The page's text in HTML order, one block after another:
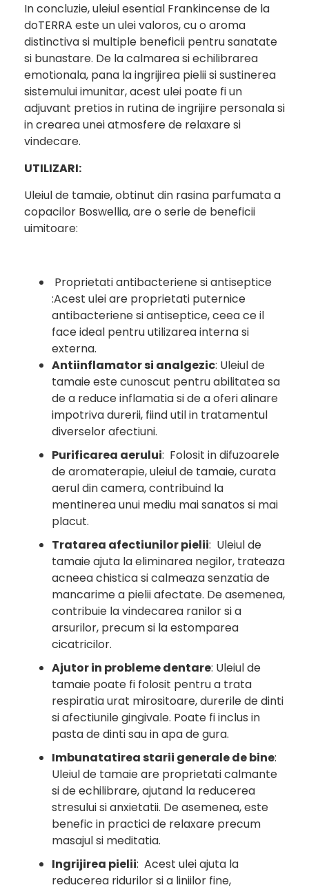
In concluzie, uleiul esential Frankincense de la
doTERRA este un ulei valoros, cu o aroma
distinctiva si multiple beneficii pentru sanatate
si bunastare. De la calmarea si echilibrarea
emotionala, pana la ingrijirea pielii si sustinerea
sistemului imunitar, acest ulei poate fi un
adjuvant pretios in rutina de ingrijire personala si
in crearea unei atmosfere de relaxare si
vindecare.
UTILIZARI:
Uleiul de tamaie, obtinut din rasina parfumata a
copacilor Boswellia, are o serie de beneficii
uimitoare:
Proprietati antibacteriene si antiseptice
:Acest ulei are proprietati puternice
antibacteriene si antiseptice, ceea ce il
face ideal pentru utilizarea interna si
externa.
Antiinflamator si analgezic: Uleiul de
tamaie este cunoscut pentru abilitatea sa
de a reduce inflamatia si de a oferi alinare
impotriva durerii, fiind util in tratamentul
diverselor afectiuni.
Purificarea aerului: Folosit in difuzoarele
de aromaterapie, uleiul de tamaie, curata
aerul din camera, contribuind la
mentinerea unui mediu mai sanatos si mai
placut.
Tratarea afectiunilor pielii: Uleiul de
tamaie ajuta la eliminarea negilor, trateaza
acneea chistica si calmeaza senzatia de
mancarime a pielii afectate. De asemenea,
contribuie la vindecarea ranilor si a
arsurilor, precum si la estomparea
cicatricilor.
Ajutor in probleme dentare: Uleiul de
tamaie poate fi folosit pentru a trata
respiratia urat mirositoare, durerile de dinti
si afectiunile gingivale. Poate fi inclus in
pasta de dinti sau in apa de gura.
Imbunatatirea starii generale de bine:
Uleiul de tamaie are proprietati calmante
si de echilibrare, ajutand la reducerea
stresului si anxietatii. De asemenea, este
benefic in practici de relaxare precum
masajul si meditatia.
Ingrijirea pielii: Acest ulei ajuta la
reducerea ridurilor si a liniilor fine,